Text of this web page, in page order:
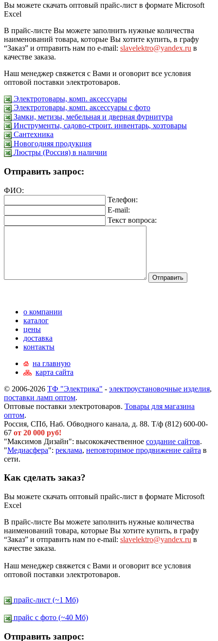
Вы можете скачать оптовый прайс-лист в формате Microsoft
Excel
В прайс-листе Вы можете заполнить нужные количества
наименований товара, которые Вы хотите купить, в графу
“Заказ” и отправить нам по e-mail: slavelektro@yandex.ru в
качестве заказа.
Наш менеджер свяжется с Вами и оговорит все условия
оптовой поставки электротоваров.
Электротовары, комп. аксессуары
Электротовары, комп. аксессуары с фото
Замки, метизы, мебельная и дверная фурнитура
Инструменты, садово-строит. инвентарь, хозтовары
Сантехника
Новогодняя продукция
Люстры (Россия) в наличии
Отправить запрос:
ФИО:
Телефон:
E-mail:
Текст вопроса:
о компании
каталог
цены
доставка
контакты
на главную
карта сайта
© 2006-2026 ТФ "Электрика" - электроустановочные изделия,
поставки ламп оптом.
Оптовые поставки электротоваров. Товары для магазина
оптом.
Россия, СПб, Наб. Обводного канала, д. 88. Т/ф (812) 600-00-
67 от 20 000 руб!
"Максимов Дизайн": высококачественное создание сайтов.
"Медиасфера": реклама, неповторимое продвижение сайта в
сети.
Как сделать заказ?
Вы можете скачать оптовый прайс-лист в формате Microsoft
Excel
В прайс-листе Вы можете заполнить нужные количества
наименований товара, которые Вы хотите купить, в графу
“Заказ” и отправить нам по e-mail: slavelektro@yandex.ru в
качестве заказа.
Наш менеджер свяжется с Вами и оговорит все условия
оптовой поставки электротоваров.
прайс-лист (~1 Мб)
прайс c фото (~40 Мб)
Отправить запрос: